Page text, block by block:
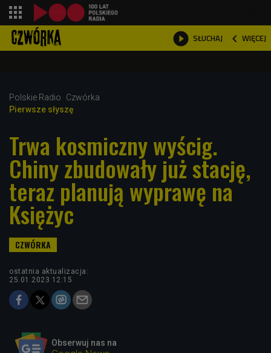
 SŁUCHAJ  WIĘCEJ

Polskie Radio
Czwórka
Pierwsze słyszę
Trwa kosmiczny wyścig.
Chiny zbudowały już stację,
teraz planują wyprawę na
Księżyc
ostatnia aktualizacja:
25.01.2023 12:15
Obserwuj nas na